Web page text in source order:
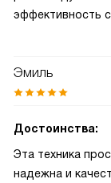
эффективность
Эмиль
Достоинства:
Эта техника
надежна и